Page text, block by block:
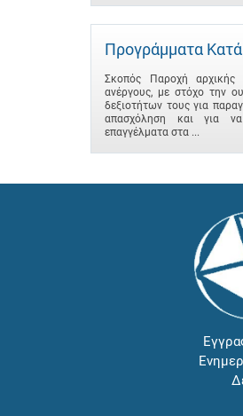
Προγράμματα
Σκοπός Παροχή αρχικής
ανέργους, με στόχο την
δεξιοτήτων τους για
απασχόληση και για
επαγγέλματα στα ...